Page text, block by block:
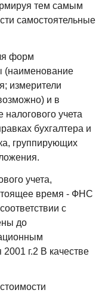
тем самым
самостоятельные
форм
(наименование
измерители
и в
учета
бухгалтера и
группирующих
учета,
время - ФНС
с
до
г.2 В качестве